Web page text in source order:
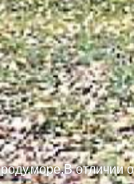
отличии